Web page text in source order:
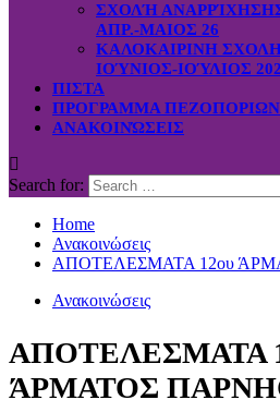
ΣΧΟΛΉ
ΑΠΡ.-ΜΑΙΟΣ 26
ΚΑΛΟΚΑΙΡΙΝΗ
ΙΟΎΝΙΟΣ-ΙΟΎΛΙΟΣ
ΠΙΣΤΑ
ΠΡΟΓΡΑΜΜΑ
ΑΝΑΚΟΙΝΏΣΕΙΣ
Search for:
Home
Ανακοινώσεις
ΑΠΟΤΕΛΕΣΜΑΤΑ 12ου
Ανακοινώσεις
ΑΠΟΤΕΛΕΣΜΑΤΑ
ΆΡΜΑΤΟΣ